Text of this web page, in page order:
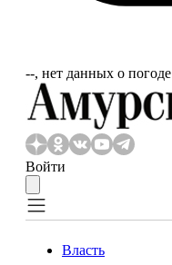
‐‐, нет данных о погоде
Войти
Власть